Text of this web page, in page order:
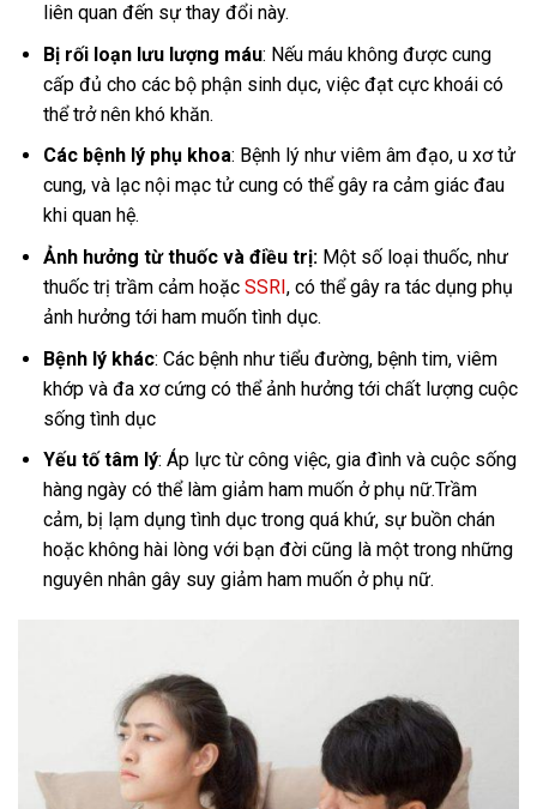
liên quan đến sự thay đổi này.
Bị rối loạn lưu lượng máu: Nếu máu không được cung
cấp đủ cho các bộ phận sinh dục, việc đạt cực khoái có
thể trở nên khó khăn.
Các bệnh lý phụ khoa: Bệnh lý như viêm âm đạo, u xơ tử
cung, và lạc nội mạc tử cung có thể gây ra cảm giác đau
khi quan hệ.
Ảnh hưởng từ thuốc và điều trị:Một số loại thuốc, như
thuốc trị trầm cảm hoặc SSRI, có thể gây ra tác dụng phụ
ảnh hưởng tới ham muốn tình dục.
Bệnh lý khác: Các bệnh như tiểu đường, bệnh tim, viêm
khớp và đa xơ cứng có thể ảnh hưởng tới chất lượng cuộc
sống tình dục
Yếu tố tâm lý: Áp lực từ công việc, gia đình và cuộc sống
hàng ngày có thể làm giảm ham muốn ở phụ nữ.Trầm
cảm, bị lạm dụng tình dục trong quá khứ, sự buồn chán
hoặc không hài lòng với bạn đời cũng là một trong những
nguyên nhân gây suy giảm ham muốn ở phụ nữ.